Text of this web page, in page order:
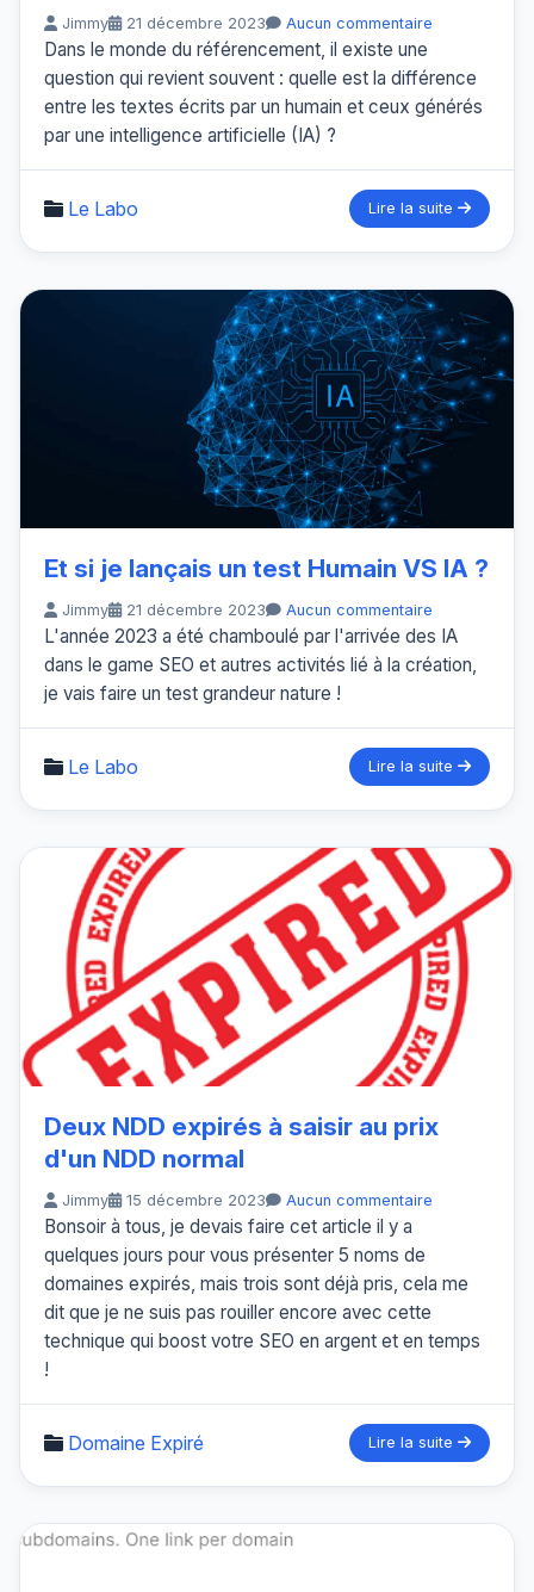
Jimmy 21 décembre 2023 Aucun commentaire
Dans le monde du référencement, il existe une
question qui revient souvent : quelle est la différence
entre les textes écrits par un humain et ceux générés
par une intelligence artificielle (IA) ?
Le Labo Lire la suite
Et si je lançais un test Humain VS IA ?
Jimmy 21 décembre 2023 Aucun commentaire
L'année 2023 a été chamboulé par l'arrivée des IA
dans le game SEO et autres activités lié à la création,
je vais faire un test grandeur nature !
Le Labo Lire la suite
Deux NDD expirés à saisir au prix
d'un NDD normal
Jimmy 15 décembre 2023 Aucun commentaire
Bonsoir à tous, je devais faire cet article il y a
quelques jours pour vous présenter 5 noms de
domaines expirés, mais trois sont déjà pris, cela me
dit que je ne suis pas rouiller encore avec cette
technique qui boost votre SEO en argent et en temps
!
Domaine Expiré Lire la suite